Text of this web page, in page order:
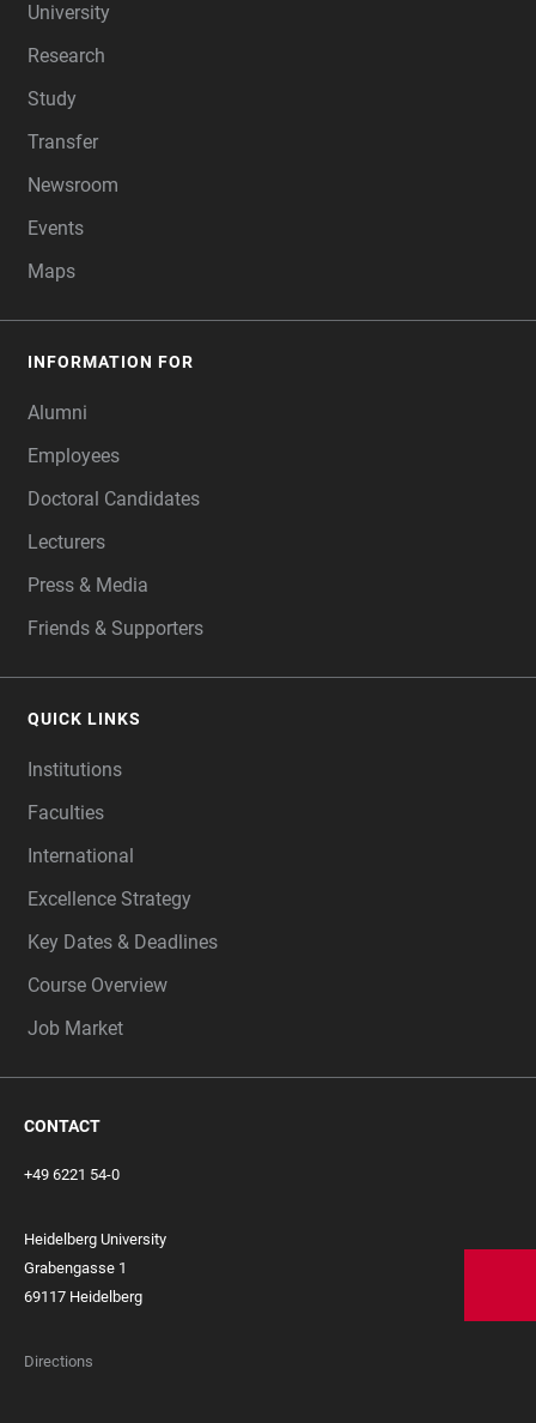
University
Research
Study
Transfer
Newsroom
Events
Maps
INFORMATION FOR
Alumni
Employees
Doctoral Candidates
Lecturers
Press & Media
Friends & Supporters
QUICK LINKS
Institutions
Faculties
International
Excellence Strategy
Key Dates & Deadlines
Course Overview
Job Market
CONTACT
+49 6221 54-0
Heidelberg University
Grabengasse 1
69117 Heidelberg
Directions